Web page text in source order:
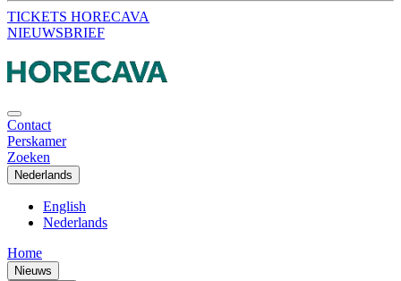
TICKETS HORECAVA
NIEUWSBRIEF
Contact
Perskamer
Zoeken
Nederlands
English
Nederlands
Home
Nieuws